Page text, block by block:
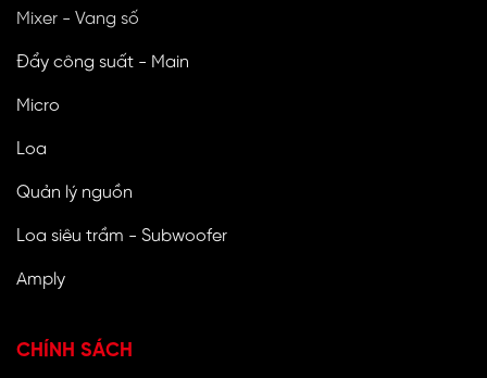
Mixer - Vang số
Đẩy công suất - Main
Micro
Loa
Quản lý nguồn
Loa siêu trầm - Subwoofer
Amply
CHÍNH SÁCH